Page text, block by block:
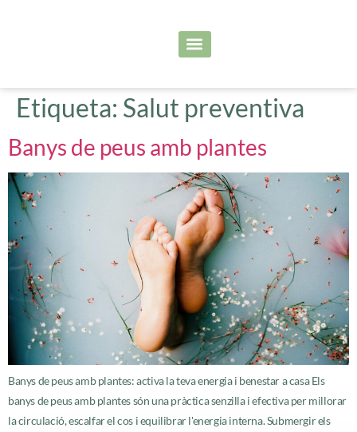
Etiqueta: Salut preventiva
Banys de peus amb plantes
Banys de peus amb plantes: activa la teva energia i benestar a casa Els
banys de peus amb plantes són una pràctica senzilla i efectiva per millorar
la circulació, escalfar el cos i equilibrar l'energia interna. Submergir els